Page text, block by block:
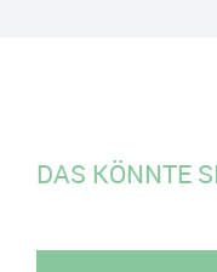
DAS KÖNNTE